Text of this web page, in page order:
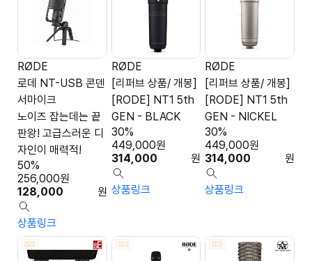
RØDE
로데 NT-USB 콘덴
서마이크
노이즈 잡는데는 끝
판왕! 고급스러운 디
자인이 매력적!
128,000 원
256,000원
50%
상품링크
RØDE
[리퍼브 상품/ 개봉]
[RODE] NT1 5th
GEN - BLACK
314,000 원
449,000원
30%
상품링크
RØDE
[리퍼브 상품/ 개봉]
[RODE] NT1 5th
GEN - NICKEL
314,000 원
449,000원
30%
상품링크